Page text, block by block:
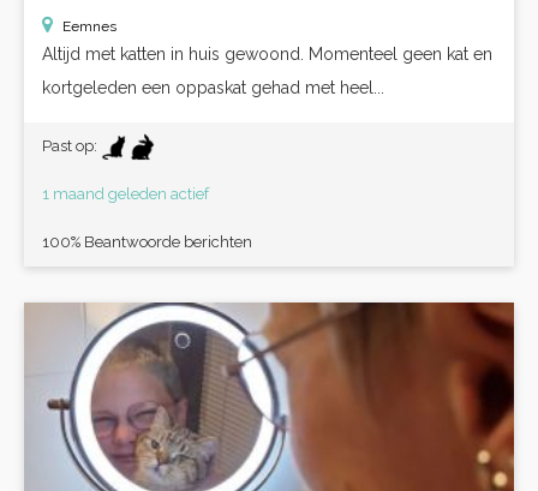
Eemnes
Altijd met katten in huis gewoond. Momenteel geen kat en
kortgeleden een oppaskat gehad met heel...
Past op:
1 maand geleden actief
100% Beantwoorde berichten